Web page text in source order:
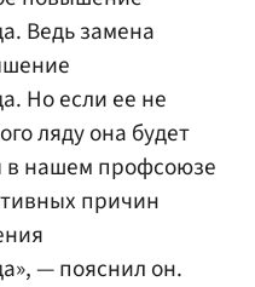
Ведь замена
Но если ее не
ляду она будет
в нашем профсоюзе
причин
— пояснил он.